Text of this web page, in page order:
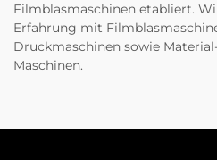
Filmblasmaschinen etabliert.
Erfahrung mit
Druckmaschinen sowie
Maschinen.